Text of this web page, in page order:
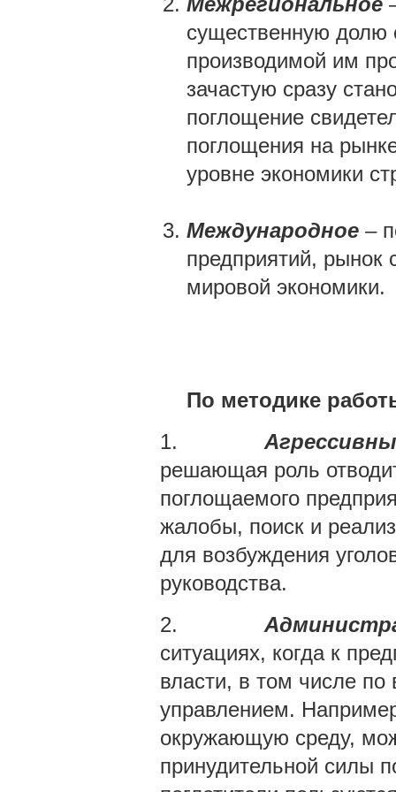
существенную долю
производимой им
зачастую сразу
поглощение
поглощения на
уровне экономики
Международное –
предприятий, рынок
мировой экономики.
По методике
1.
решающая роль
поглощаемого
жалобы, поиск и
для возбуждения
руководства.
2.
ситуациях, когда к
власти, в том числе
управлением.
окружающую среду,
принудительной силы